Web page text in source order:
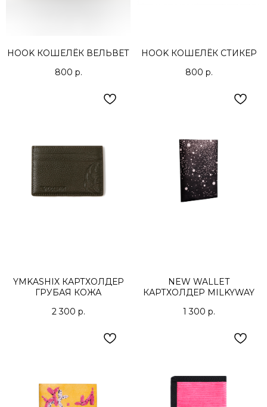
HOOK КОШЕЛЁК ВЕЛЬВЕТ
800 р.
HOOK КОШЕЛЁК СТИКЕР
800 р.
YMKASHIX КАРТХОЛДЕР
ГРУБАЯ КОЖА
2 300 р.
NEW WALLET
КАРТХОЛДЕР MILKYWAY
1 300 р.